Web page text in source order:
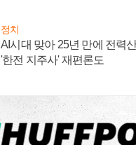
정치
AI시대 맞아 25년 만에 전력
'한전 지주사' 재편론도